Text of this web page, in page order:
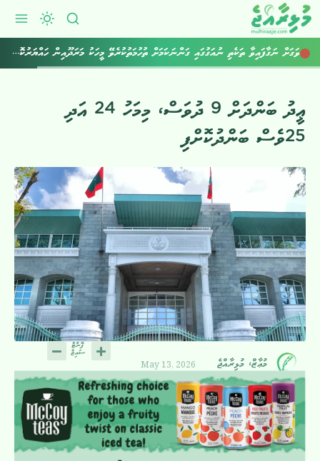
ވަގަށް ނަގާފައިވާ ތަކެތި ނުއަގުގައި ގަންނަކަމަށް ތުހުމަތުކުރެވޭ މީހަކު މަރަދޫއިން ހައްޔަރުކޮށްފި
ޢީދު ބަންދަށް 9 ދުވަސް، މިމަހު 24 އަދި
25ވެސް ބަންދުކޮށްފި
މުޢާޒް، މުޅިރާއްޖެ May 13, 2026